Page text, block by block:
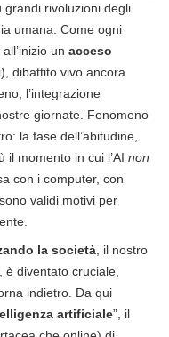
grandi rivoluzioni degli
umana. Come ogni
un acceso
dibattito vivo ancora
l’integrazione
giornate. Fenomeno
la fase dell’abitudine,
momento in cui l’AI non
con i computer, con
validi motivi per
la società , il nostro
diventato cruciale,
indietro. Da qui
artificiale”, il